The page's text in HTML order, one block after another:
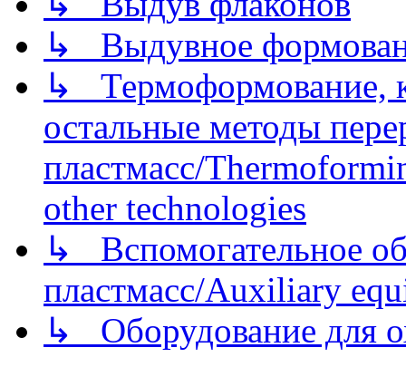
↳ Выдувное
↳ Термоформование,
остальные методы
пластмасс/
other technologies
↳ Вспомогательное
пластмасс/Auxiliary
↳ Оборудование для